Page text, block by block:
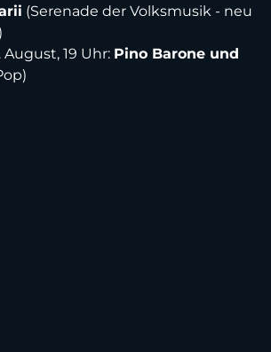
(Serenade der Volksmusik - neu
19 Uhr: Pino Barone und